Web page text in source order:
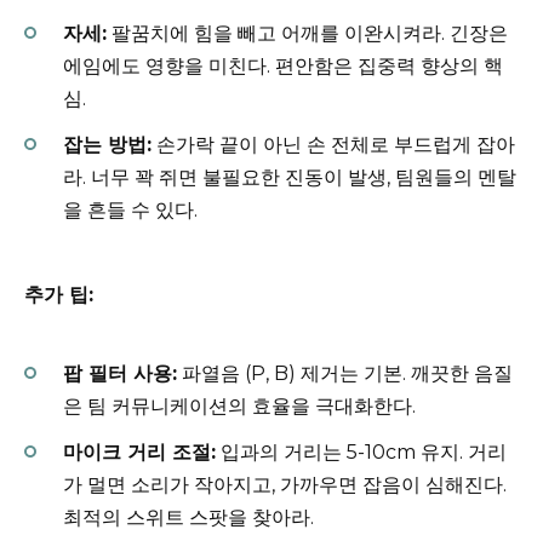
자세: 팔꿈치에 힘을 빼고 어깨를 이완시켜라. 긴장은
에임에도 영향을 미친다. 편안함은 집중력 향상의 핵
심.
잡는 방법: 손가락 끝이 아닌 손 전체로 부드럽게 잡아
라. 너무 꽉 쥐면 불필요한 진동이 발생, 팀원들의 멘탈
을 흔들 수 있다.
추가 팁:
팝 필터 사용: 파열음 (P, B) 제거는 기본. 깨끗한 음질
은 팀 커뮤니케이션의 효율을 극대화한다.
마이크 거리 조절: 입과의 거리는 5-10cm 유지. 거리
가 멀면 소리가 작아지고, 가까우면 잡음이 심해진다.
최적의 스위트 스팟을 찾아라.